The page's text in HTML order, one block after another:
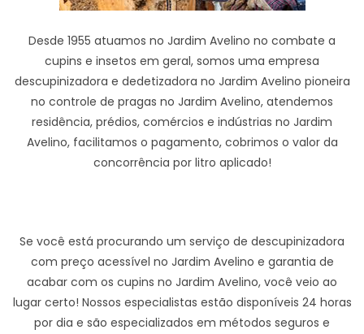
Desde 1955 atuamos no Jardim Avelino no combate a
cupins e insetos em geral, somos uma empresa
descupinizadora e dedetizadora no Jardim Avelino pioneira
no controle de pragas no Jardim Avelino, atendemos
residência, prédios, comércios e indústrias no Jardim
Avelino, facilitamos o pagamento, cobrimos o valor da
concorrência por litro aplicado!
Se você está procurando um serviço de descupinizadora
com preço acessível no Jardim Avelino e garantia de
acabar com os cupins no Jardim Avelino, você veio ao
lugar certo! Nossos especialistas estão disponíveis 24 horas
por dia e são especializados em métodos seguros e